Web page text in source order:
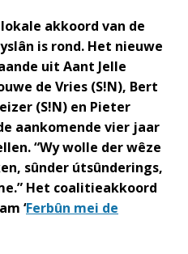
lokale akkoord van de
is rond. Het nieuwe
uit Aant Jelle
de Vries (S!N), Bert
(S!N) en Pieter
aankomende vier jaar
“Wy wolle der wêze
sûnder útsûnderings,
Het coalitieakkoord
‘Ferbûn mei de